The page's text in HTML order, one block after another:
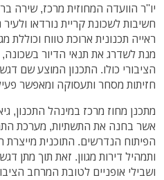
יו''ר הוועדה המחוזית מרכז, שירה
חשיבות לשכונת קריית נורדאו
ראייה תכנונית ארוכת טווח וכוללת
מנת לשדרג את תנאי הדיור
הציבורי כולו. התכנון המוצע שם
חזיתות מסחר ותעסוקה ומאפשר
מתכנן מחוז מרכז במינהל התכנון,
אשר בחנה את התשתיות, מערכת
הפיתוח הנדרשים. התוכנית מייצרת
ותמהיל דירות מגוון. זאת תוך מתן
ושבילי אופניים לטובת המרחב